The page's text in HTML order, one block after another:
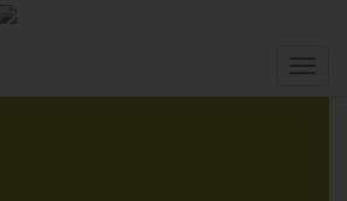
Toggle